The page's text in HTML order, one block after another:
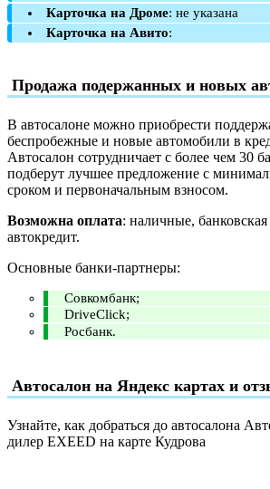
Карточка на Дроме: не указана
Карточка на Авито:
Продажа подержанных и новых
В автосалоне можно приобрести
беспробежные и новые автомобили в
Автосалон сотрудничает с более чем 30
подберут лучшее предложение с
сроком и первоначальным взносом.
Возможна оплата: наличные, банковская
автокредит.
Основные банки-партнеры:
Совкомбанк;
DriveClick;
Росбанк.
Автосалон на Яндекс картах и
Узнайте, как добраться до автосалона
дилер EXEED на карте Кудрова